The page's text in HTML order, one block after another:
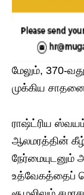
மேலும், 370-
முக்கிய
ராஷ்ட்ரிய
ஆலமரத்தின்
நேர்மையுடனும்
உத்வேகத்தைப்